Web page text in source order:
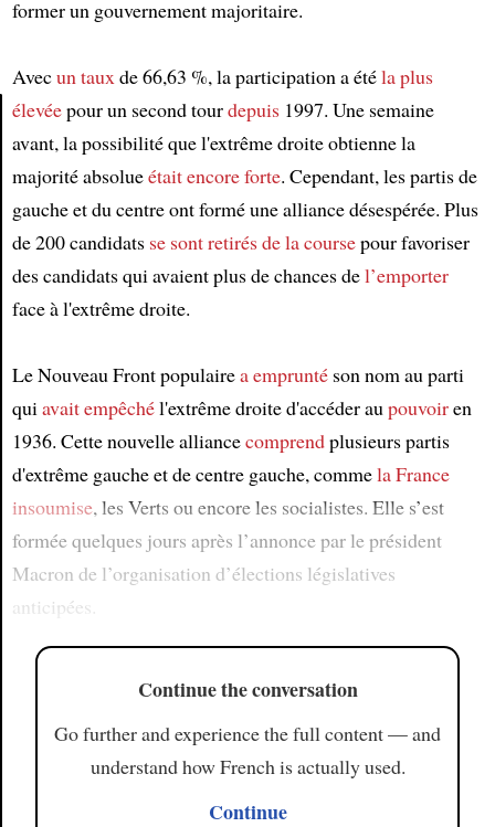
Article
former un gouvernement majoritaire.
Avecun taux de 66,63 %, la participation a étéla plus
élevéepour un second tourdepuis1997. Une semaine
avant, la possibilité que l'extrême droite obtienne la
majorité absolueétait encore forte. Cependant, les partis de
gauche et du centre ont formé une alliance désespérée. Plus
de 200 candidats se sont retirés de la coursepour favoriser
des candidats qui avaient plus de chances del’emporter
face à l'extrême droite.
Le Nouveau Front populairea empruntéson nom au parti
qui avait empêchél'extrême droite d'accéder au pouvoiren
1936. Cette nouvelle alliancecomprendplusieurs partis
d'extrême gauche et de centre gauche, commela France
insoumise, les Verts ou encore les socialistes. Elle s’est
formée quelques jours après l’annonce par le président
Macron de l’organisation d’élections législatives
anticipées.
Continue the conversation
Go further and experience the full content — and
understand how French is actually used.
Continue